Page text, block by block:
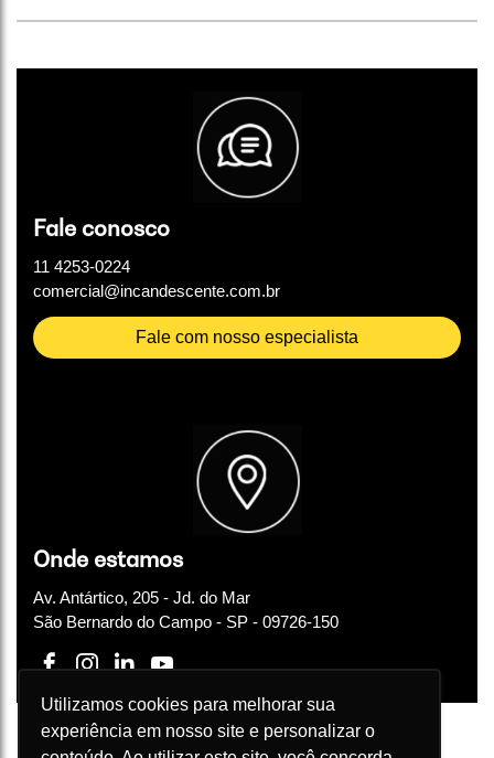
Utilizamos cookies para melhorar sua
experiência em nosso site e personalizar o
Fale conosco
11 4253-0224
comercial@incandescente.com.br
Fale com nosso especialista
Onde estamos
Av. Antártico, 205 - Jd. do Mar
São Bernardo do Campo - SP - 09726-150